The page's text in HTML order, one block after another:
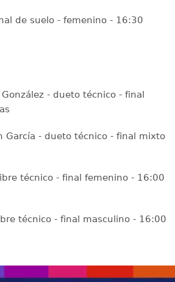
de suelo - femenino - 16:30
González - dueto técnico - final
García - dueto técnico - final mixto
técnico - final femenino - 16:00
técnico - final masculino - 16:00